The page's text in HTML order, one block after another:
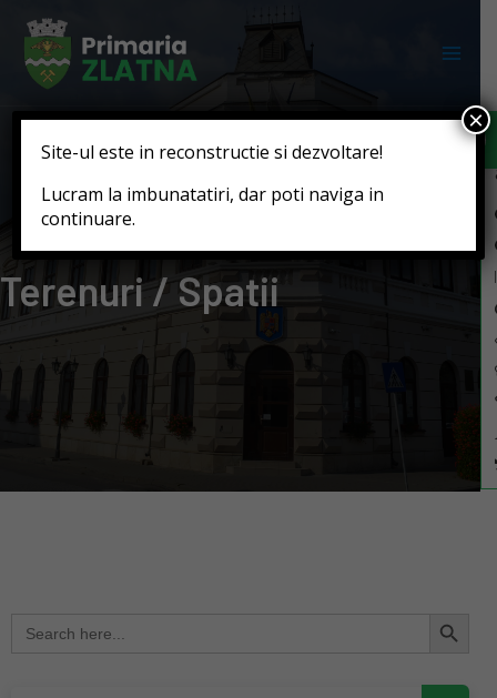
Terenuri / Spatii
for:
Site-ul este in reconstructie si dezvoltare!
Lucram la imbunatatiri, dar poti naviga in
continuare.
×